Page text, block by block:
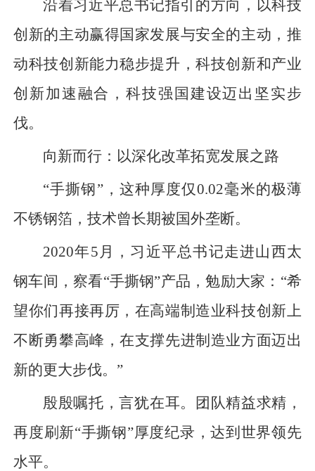
沿着习近平总书记指引的方向，以科技
创新的主动赢得国家发展与安全的主动，推
动科技创新能力稳步提升，科技创新和产业
创新加速融合，科技强国建设迈出坚实步
伐。
向新而行：以深化改革拓宽发展之路
“手撕钢”，这种厚度仅0.02毫米的极薄
不锈钢箔，技术曾长期被国外垄断。
2020年5月，习近平总书记走进山西太
钢车间，察看“手撕钢”产品，勉励大家：“希
望你们再接再厉，在高端制造业科技创新上
不断勇攀高峰，在支撑先进制造业方面迈出
新的更大步伐。”
殷殷嘱托，言犹在耳。团队精益求精，
再度刷新“手撕钢”厚度纪录，达到世界领先
水平。